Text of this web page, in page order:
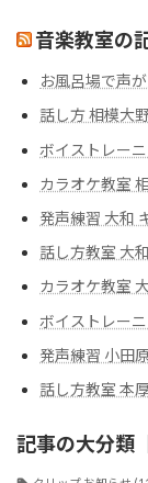
音楽教室の
お風呂場で声
話し方 相模大
ボイストレー
カラオケ教室
発声練習 大和
話し方教室 大
カラオケ教室
ボイストレー
発声練習 小田
話し方教室 本
記事の大分類